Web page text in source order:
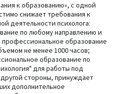
к образованию», с одной
снижает требования к
деятельности психолога:
по любому направлению и
образование
не менее 1000 часов;
образование по
для работы под
стороны, принуждает
дополнительное